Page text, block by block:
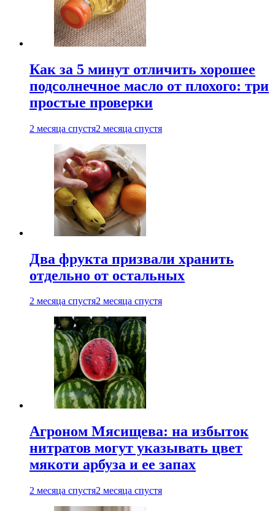
Как за 5 минут отличить хорошее
подсолнечное масло от плохого: три
простые проверки
2 месяца спустя2 месяца спустя
Два фрукта призвали хранить
отдельно от остальных
2 месяца спустя2 месяца спустя
Агроном Мясищева: на избыток
нитратов могут указывать цвет
мякоти арбуза и ее запах
2 месяца спустя2 месяца спустя